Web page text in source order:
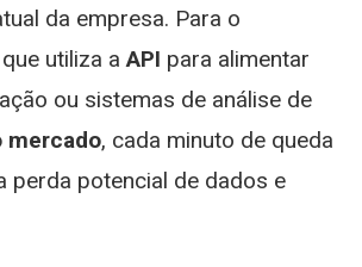
da empresa. Para o
utiliza aAPI para alimentar
ou sistemas de análise de
mercado, cada minuto de queda
perda potencial de dados e